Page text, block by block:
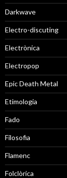
Darkwave
Electro-discuting
Electrònica
Electropop
Epic Death Metal
Etimologia
Fado
Filosofia
Flamenc
Folclòrica